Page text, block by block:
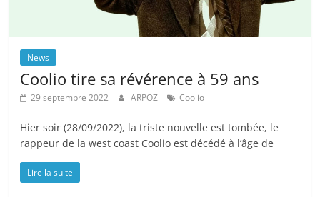
News
Coolio tire sa révérence à 59 ans
29 septembre 2022 ARPOZ Coolio
Hier soir (28/09/2022), la triste nouvelle est tombée, le
rappeur de la west coast Coolio est décédé à l’âge de
Lire la suite